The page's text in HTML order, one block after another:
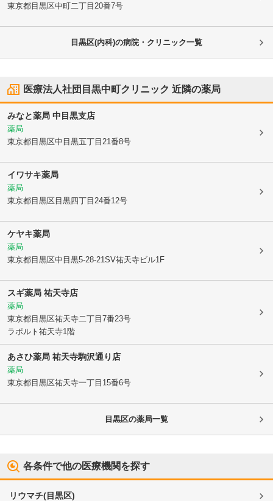
東京都目黒区中町二丁目20番7号
目黒区(内科)の病院・クリニック一覧
医療法人社団目黒中町クリニック 近隣の薬局
みなと薬局 中目黒支店
薬局
東京都目黒区中目黒五丁目21番8号
イワサキ薬局
薬局
東京都目黒区 目黒四丁目24番12号
ケヤキ薬局
薬局
東京都目黒区中目黒5-28-21SV祐天寺ビル1F
スギ薬局 祐天寺店
薬局
東京都目黒区祐天寺二丁目7番23号
ラポルト祐天寺1階
あさひ薬局 祐天寺駒沢通り店
薬局
東京都目黒区祐天寺一丁目15番6号
目黒区の薬局一覧
各条件で他の医療機関を探す
リウマチ(目黒区)